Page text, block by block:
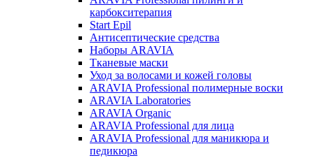
карбокситерапия
Start Epil
Антисептические средства
Наборы ARAVIA
Тканевые маски
Уход за волосами и кожей головы
ARAVIA Professional полимерные воски
ARAVIA Laboratories
ARAVIA Organic
ARAVIA Professional для лица
ARAVIA Professional для маникюра и
педикюра